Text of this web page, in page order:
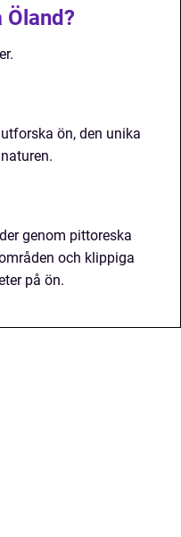
ön, den unika
genom pittoreska
och klippiga
på ön.